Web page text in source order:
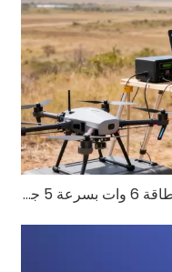
وحدة FPV عالية الطاقة 6 وات بسرعة 5 جيجاهرتز: RTL8812EU-CG لطائرة بدون طيار طويلة المدى FPV